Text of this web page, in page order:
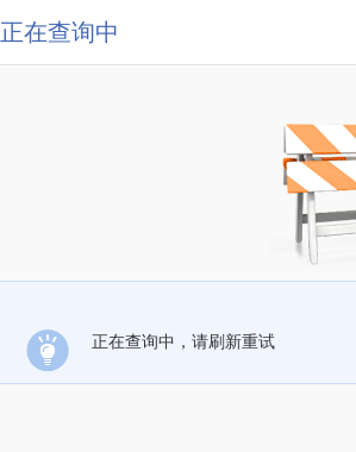
正在查询中
正在查询中，请刷新重试